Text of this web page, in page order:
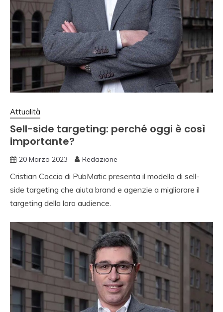
Attualità
Sell-side targeting: perché oggi è così
importante?
20 Marzo 2023 Redazione
Cristian Coccia di PubMatic presenta il modello di sell-
side targeting che aiuta brand e agenzie a migliorare il
targeting della loro audience.